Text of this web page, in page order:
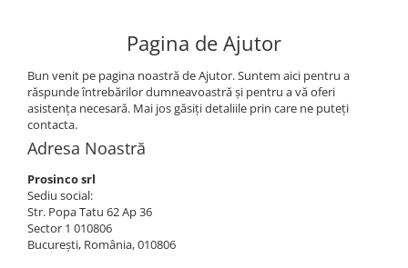
Pagina de Ajutor
Bun venit pe pagina noastră de Ajutor. Suntem aici pentru a
răspunde întrebărilor dumneavoastră și pentru a vă oferi
asistența necesară. Mai jos găsiți detaliile prin care ne puteți
contacta.
Adresa Noastră
Prosinco srl
Sediu social:
Str. Popa Tatu 62 Ap 36
Sector 1 010806
București, România, 010806